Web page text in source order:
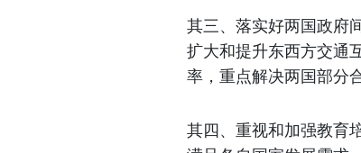
其三、落实好两国政府
扩大和提升东西方交通
率，重点解决两国部分
其四、重视和加强教育